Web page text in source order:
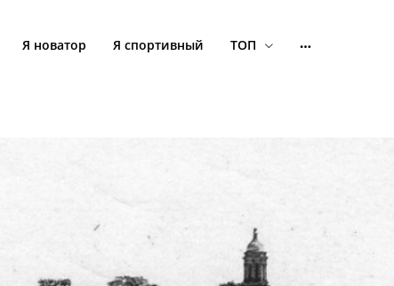
Я новатор Я спортивный ТОП